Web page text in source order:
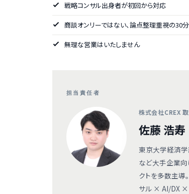
戦略コンサル出身者が初回から対応
商談オンリーではない、論点整理重視の30分
無理な営業はいたしません
担当責任者
株式会社CREX
佐藤 浩寿
東京大学経済学
など大手企業
クトを多数主導
サル × AI/DX ×